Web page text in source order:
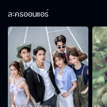
ละครออนแอร์